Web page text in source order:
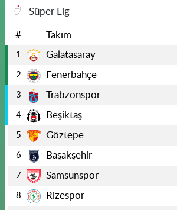
Süper Lig
# Takım
1 Galatasaray
2 Fenerbahçe
3 Trabzonspor
4 Beşiktaş
5 Göztepe
6 Başakşehir
7 Samsunspor
8 Rizespor